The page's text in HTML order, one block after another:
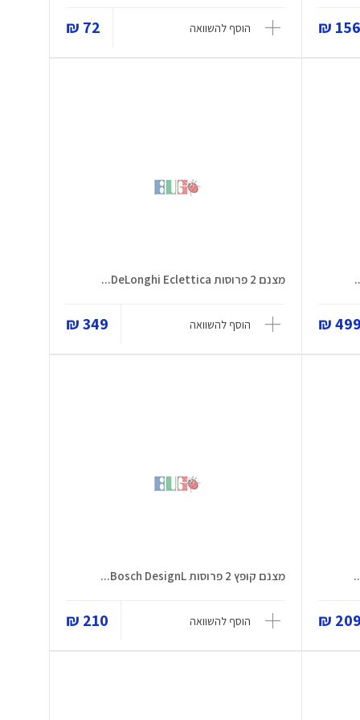
156 הוסף להשוואה 72 ₪
499
מצנם 2 פרוסות DeLonghi Eclettica...
הוסף להשוואה 349 ₪
209
מצנם קופץ 2 פרוסות Bosch DesignL...
הוסף להשוואה 210 ₪